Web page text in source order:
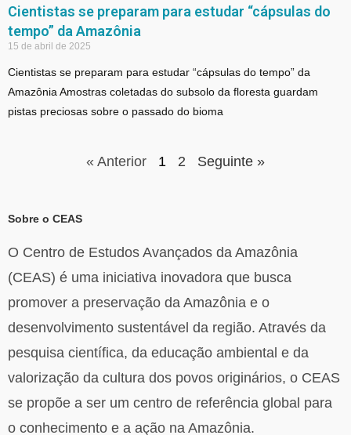
Cientistas se preparam para estudar “cápsulas do
tempo” da Amazônia
15 de abril de 2025
Cientistas se preparam para estudar “cápsulas do tempo” da
Amazônia Amostras coletadas do subsolo da floresta guardam
pistas preciosas sobre o passado do bioma
« Anterior 1 2 Seguinte »
Sobre o CEAS
O Centro de Estudos Avançados da Amazônia
(CEAS) é uma iniciativa inovadora que busca
promover a preservação da Amazônia e o
desenvolvimento sustentável da região. Através da
pesquisa científica, da educação ambiental e da
valorização da cultura dos povos originários, o CEAS
se propõe a ser um centro de referência global para
o conhecimento e a ação na Amazônia.